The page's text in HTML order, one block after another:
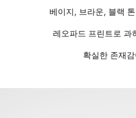
베이지, 브라운, 블랙
레오파드 프린트로 과
확실한 존재